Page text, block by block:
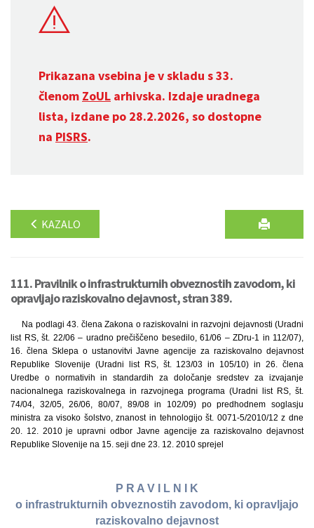
Prikazana vsebina je v skladu s 33.
členom ZoUL arhivska. Izdaje uradnega
lista, izdane po 28.2.2026, so dostopne
na PISRS.
KAZALO
111. Pravilnik o infrastrukturnih obveznostih zavodom, ki
opravljajo raziskovalno dejavnost, stran 389.
Na podlagi 43. člena Zakona o raziskovalni in razvojni dejavnosti (Uradni
list RS, št. 22/06 – uradno prečiščeno besedilo, 61/06 – ZDru-1 in 112/07),
16. člena Sklepa o ustanovitvi Javne agencije za raziskovalno dejavnost
Republike Slovenije (Uradni list RS, št. 123/03 in 105/10) in 26. člena
Uredbe o normativih in standardih za določanje sredstev za izvajanje
nacionalnega raziskovalnega in razvojnega programa (Uradni list RS, št.
74/04, 32/05, 26/06, 80/07, 89/08 in 102/09) po predhodnem soglasju
ministra za visoko šolstvo, znanost in tehnologijo št. 0071-5/2010/12 z dne
20. 12. 2010 je upravni odbor Javne agencije za raziskovalno dejavnost
Republike Slovenije na 15. seji dne 23. 12. 2010 sprejel
P R A V I L N I K
o infrastrukturnih obveznostih zavodom, ki opravljajo
raziskovalno dejavnost